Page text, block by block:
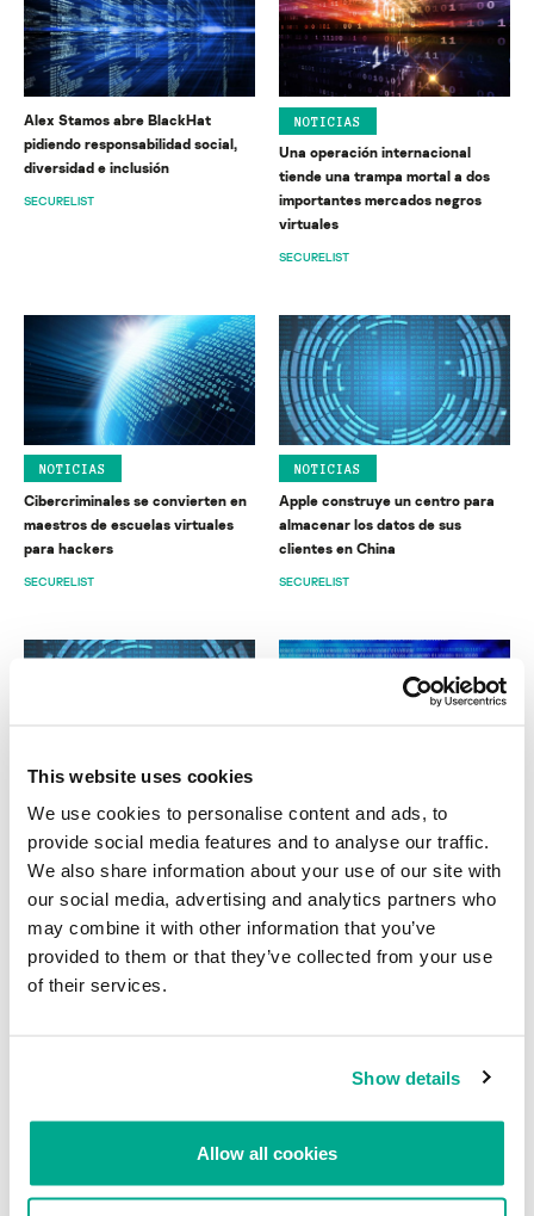
This website uses cookies
We use cookies to personalise content and ads, to
provide social media features and to analyse our traffic.
We also share information about your use of our site with
our social media, advertising and analytics partners who
may combine it with other information that you’ve
provided to them or that they’ve collected from your use
of their services.
Show details
Allow all cookies
Alex Stamos abre BlackHat
pidiendo responsabilidad social,
diversidad e inclusión
SECURELIST
NOTICIAS
Una operación internacional
tiende una trampa mortal a dos
importantes mercados negros
virtuales
SECURELIST
NOTICIAS
Cibercriminales se convierten en
maestros de escuelas virtuales
para hackers
SECURELIST
NOTICIAS
Apple construye un centro para
almacenar los datos de sus
clientes en China
SECURELIST
Bithumb descubre una intrusión
que ha estado filtrando datos de
sus usuarios por cuatro meses
SECURELIST
Investigadores pueden leer las
señales cerebrales de los
jugadores para robar sus
contraseñas
SECURELIST
código fuente de sus productos
peligros de los dispositivos que